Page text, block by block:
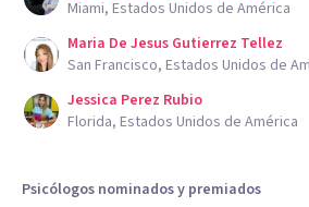
Miami, Estados Unidos de América
Maria De Jesus Gutierrez Tellez
San Francisco, Estados Unidos de
Jessica Perez Rubio
Florida, Estados Unidos de América
Psicólogos nominados y premiados